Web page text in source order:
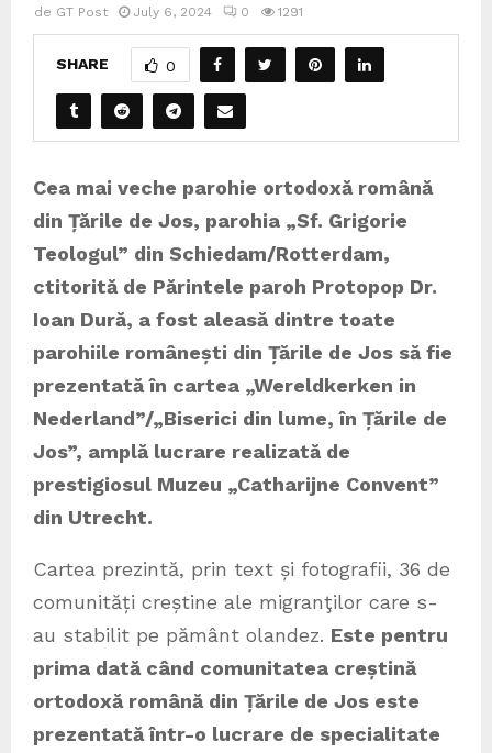
de GT Post July 6, 2024 0 1291
SHARE 0
Cea mai veche parohie ortodoxă română
din Țările de Jos, parohia „Sf. Grigorie
Teologul” din Schiedam/Rotterdam,
ctitorită de Părintele paroh Protopop Dr.
Ioan Dură, a fost aleasă dintre toate
parohiile românești din Țările de Jos să fie
prezentată în cartea „Wereldkerken in
Nederland”/„Biserici din lume, în Țările de
Jos”, amplă lucrare realizată de
prestigiosul Muzeu „Catharijne Convent”
din Utrecht.
Cartea prezintă, prin text și fotografii, 36 de
comunități creștine ale migranţilor care s-
au stabilit pe pământ olandez. Este pentru
prima dată când comunitatea creștină
ortodoxă română din Țările de Jos este
prezentată într-o lucrare de specialitate